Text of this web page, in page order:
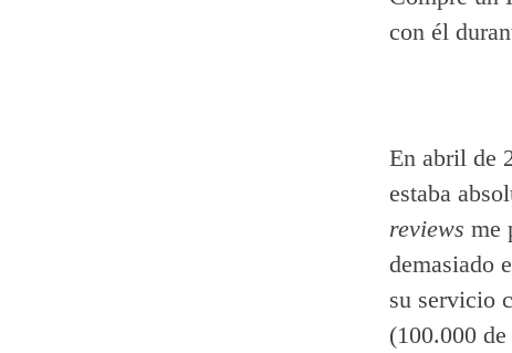
con él
En abril de
estaba
reviews me
demasiado
su servicio
(100.000